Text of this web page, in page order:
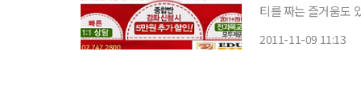
티를 짜는 즐거움도
2011-11-09 11:13